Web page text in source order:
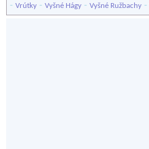
- Vrútky - Vyšné Hágy - Vyšné Ružbachy -